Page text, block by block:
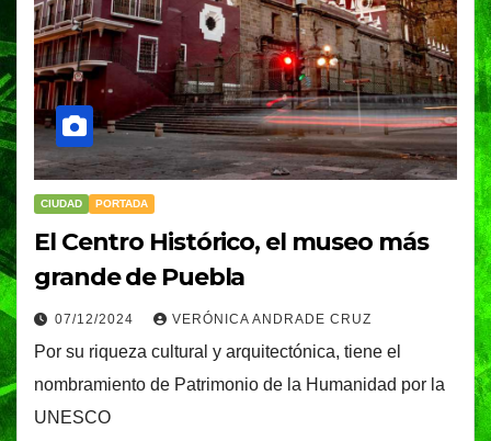
CIUDAD PORTADA
El Centro Histórico, el museo más
grande de Puebla
07/12/2024 VERÓNICA ANDRADE CRUZ
Por su riqueza cultural y arquitectónica, tiene el
nombramiento de Patrimonio de la Humanidad por la
UNESCO